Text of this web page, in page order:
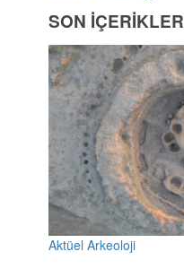
SON İÇERİKLER
Aktüel Arkeoloji